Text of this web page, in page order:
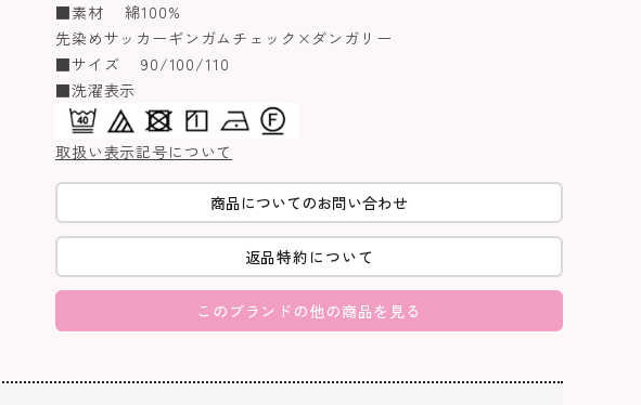
■素材 綿100%
先染めサッカーギンガムチェック×ダンガリー
■サイズ 90/100/110
■洗濯表示
取扱い表示記号について
商品についてのお問い合わせ
返品特約について
このブランドの他の商品を見る